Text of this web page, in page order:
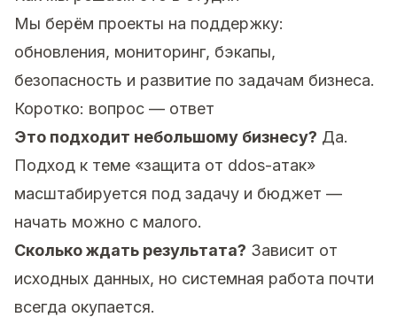
Мы берём проекты на поддержку:
обновления, мониторинг, бэкапы,
безопасность и развитие по задачам бизнеса.
Коротко: вопрос — ответ
Это подходит небольшому бизнесу? Да.
Подход к теме «защита от ddos-атак»
масштабируется под задачу и бюджет —
начать можно с малого.
Сколько ждать результата? Зависит от
исходных данных, но системная работа почти
всегда окупается.